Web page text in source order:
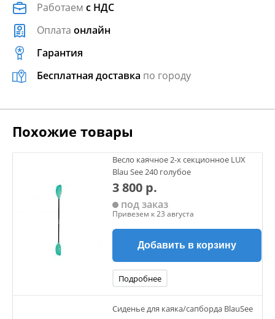
Работаем с НДС
Оплата онлайн
Гарантия
Бесплатная доставка по городу
Похожие товары
Весло каячное 2-х секционное LUX
Blau See 240 голубое
3 800 р.
под заказ
Привезем к 23 августа
Добавить в корзину
Подробнее
Сиденье для каяка/сапборда BlauSee